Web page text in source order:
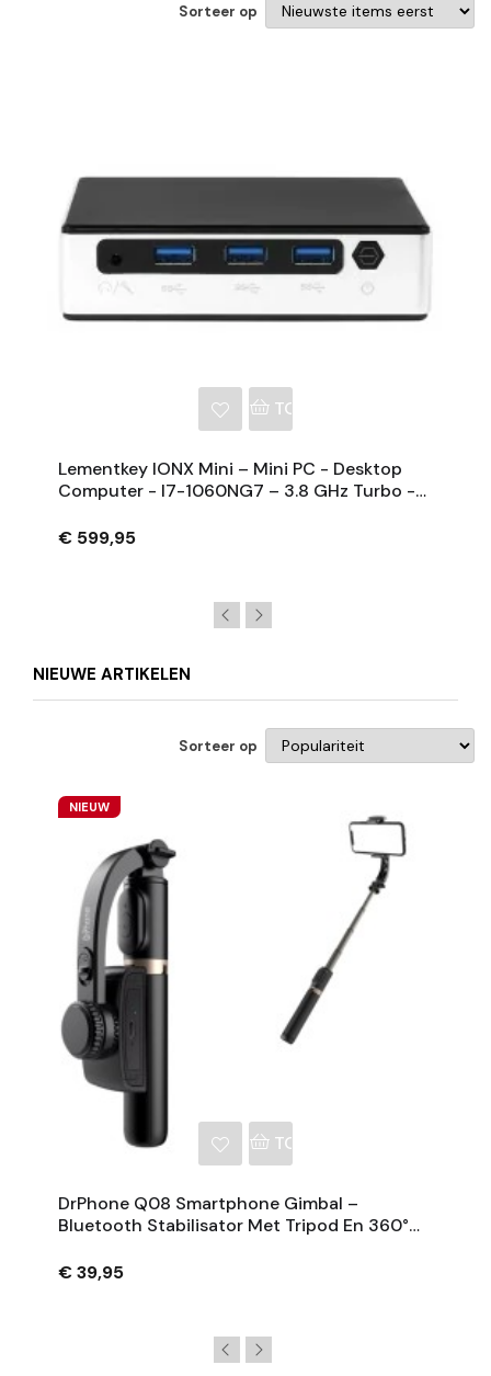
Sorteer op
TOEVOEGEN AAN
Lementkey IONX Mini – Mini PC - Desktop
Computer - I7-1060NG7 – 3.8 GHz Turbo -
11 PRO
€ 599,95
NIEUWE ARTIKELEN
Sorteer op
NIEUW
TOEVOEGEN AAN
DrPhone Q08 Smartphone Gimbal –
Bluetooth Stabilisator Met Tripod En 360°
€ 39,95